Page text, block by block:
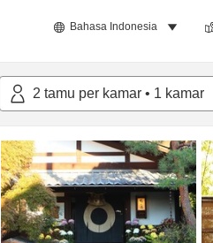
Bahasa Indonesia
2 tamu per kamar • 1 kamar